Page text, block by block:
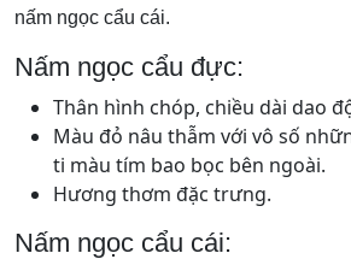
nấm ngọc cẩu cái.
Nấm ngọc cẩu đực:
Thân hình chóp, chiều dài dao
Màu đỏ nâu thẫm với vô số
ti màu tím bao bọc bên ngoài.
Hương thơm đặc trưng.
Nấm ngọc cẩu cái: